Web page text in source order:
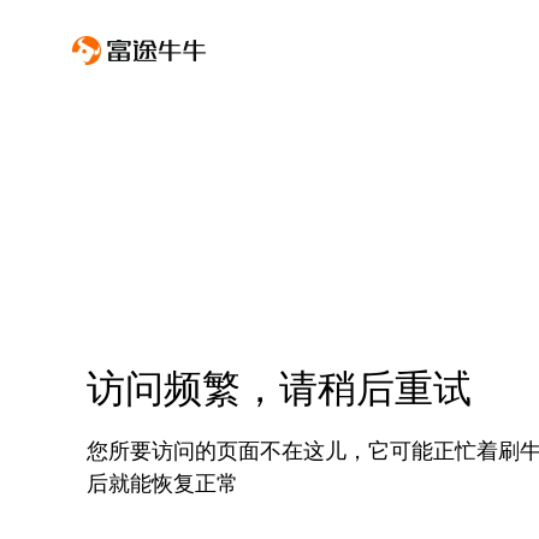
访问频繁，请稍后重试
您所要访问的页面不在这儿，它可能正忙着刷
后就能恢复正常